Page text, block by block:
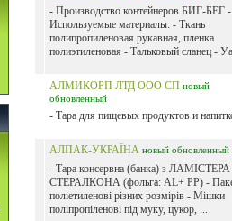
- Производство контейнеров БИГ-БЕГ -
Используемые материалы: - Ткань
полипропиленовая рукавная, пленка
полиэтиленовая - Тальковый сланец -
АЛМИКОРП ЛТД ООО СП новый
обновленный
- Тара для пищевых продуктов и
АЛПАК-УКРАЇНА новый обновленный
- Тара консервна (банка) з
СТЕРАЛКОНА (фольга: AL+ PP) -
поліетиленові різних розмірів - Мішки
поліпропіленові під муку, цукор, ...